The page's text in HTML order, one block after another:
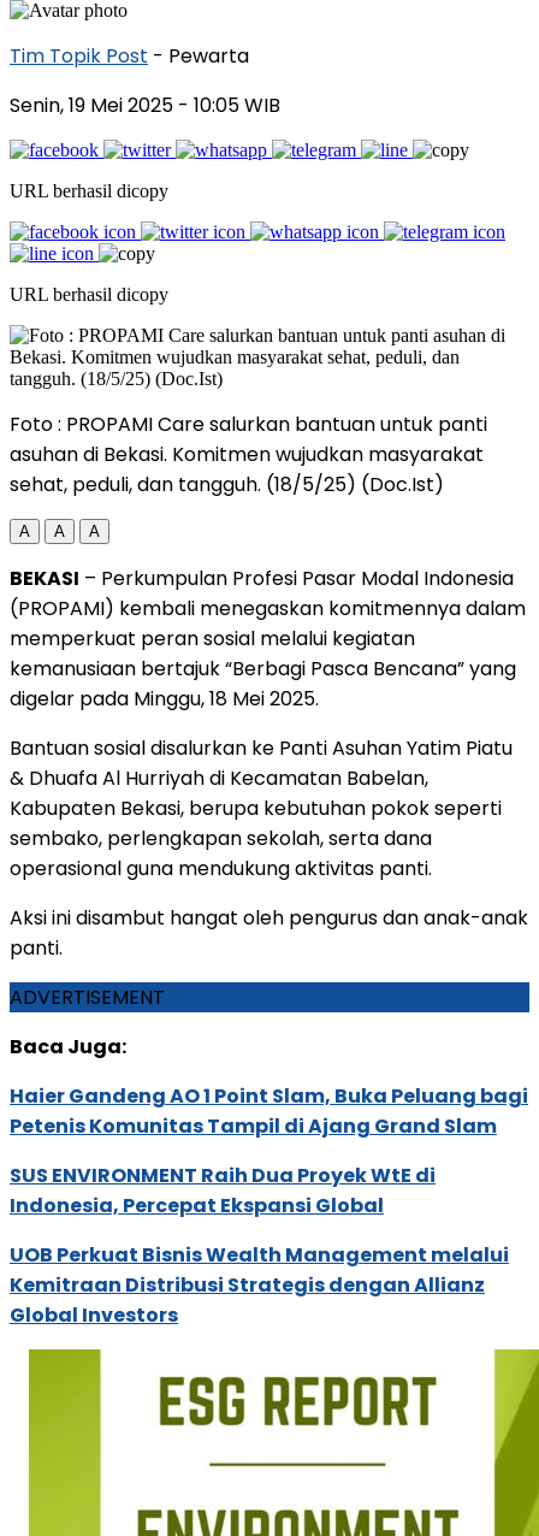
Tim Topik Post - Pewarta
Senin, 19 Mei 2025 - 10:05 WIB
URL berhasil dicopy
URL berhasil dicopy
Foto : PROPAMI Care salurkan bantuan untuk panti
asuhan di Bekasi. Komitmen wujudkan masyarakat
sehat, peduli, dan tangguh. (18/5/25) (Doc.Ist)
A A A
BEKASI – Perkumpulan Profesi Pasar Modal Indonesia
(PROPAMI) kembali menegaskan komitmennya dalam
memperkuat peran sosial melalui kegiatan
kemanusiaan bertajuk “Berbagi Pasca Bencana” yang
digelar pada Minggu, 18 Mei 2025.
Bantuan sosial disalurkan ke Panti Asuhan Yatim Piatu
& Dhuafa Al Hurriyah di Kecamatan Babelan,
Kabupaten Bekasi, berupa kebutuhan pokok seperti
sembako, perlengkapan sekolah, serta dana
operasional guna mendukung aktivitas panti.
Aksi ini disambut hangat oleh pengurus dan anak-anak
panti.
ADVERTISEMENT
Baca Juga:
Haier Gandeng AO 1 Point Slam, Buka Peluang bagi
Petenis Komunitas Tampil di Ajang Grand Slam
SUS ENVIRONMENT Raih Dua Proyek WtE di
Indonesia, Percepat Ekspansi Global
UOB Perkuat Bisnis Wealth Management melalui
Kemitraan Distribusi Strategis dengan Allianz
Global Investors